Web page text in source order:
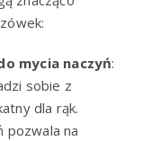
mycia naczyń:
sobie z
dla rąk.
pozwala na